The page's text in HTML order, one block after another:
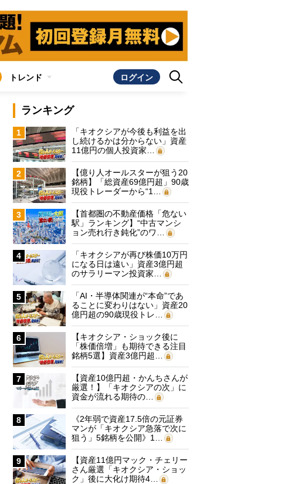
トレンド ログイン
ランキング
1
「キオクシアが今後も利益を出
し続けるかは分からない」資産
11億円の個人投資家…
2
【億り人オールスターが狙う20
銘柄】「総資産69億円超」90歳
現役トレーダーから“1…
3
【首都圏の不動産価格「危ない
駅」ランキング】“中古マンシ
ョン売れ行き鈍化”のワ…
4
「キオクシアが再び株価10万円
になる日は遠い」資産3億円超
のサラリーマン投資家…
5
「AI・半導体関連が“本命”であ
ることに変わりはない」資産20
億円超の90歳現役トレ…
6
【キオクシア・ショック後に
「株価倍増」も期待できる注目
銘柄5選】資産3億円超…
7
【資産10億円超・かんちさんが
厳選！】「キオクシアの次」に
資金が流れる期待の…
8
《2年弱で資産17.5倍の元証券
マンが「キオクシア急落で次に
狙う」5銘柄を公開》1…
9
【資産11億円マック・チェリー
さん厳選「キオクシア・ショッ
ク」後に大化け期待4…